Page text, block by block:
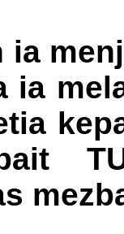
ia
ia